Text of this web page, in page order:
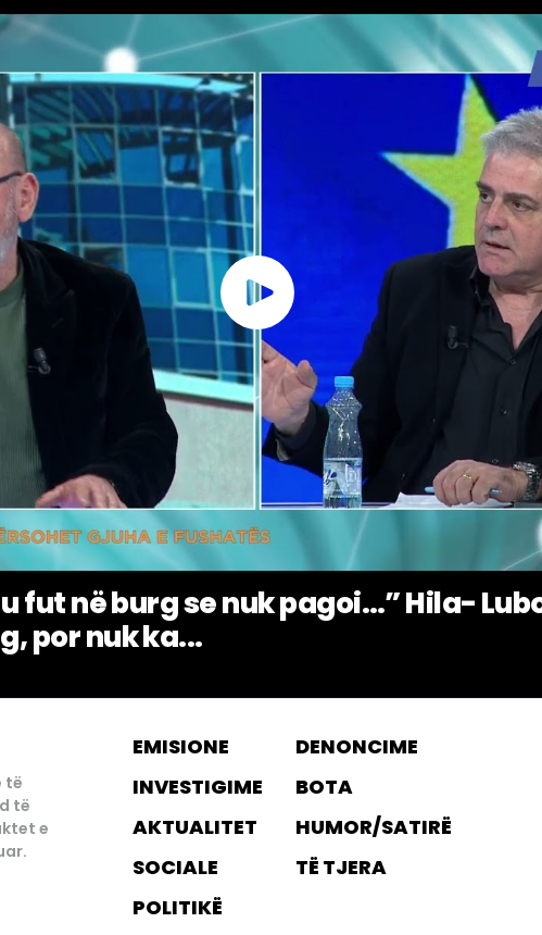
fut në burg se nuk pagoi…” Hila-
por nuk ka...
të
të
e
EMISIONE
INVESTIGIME
AKTUALITET
SOCIALE
POLITIKË
DENONCIME
BOTA
HUMOR/SATIRË
TË TJERA